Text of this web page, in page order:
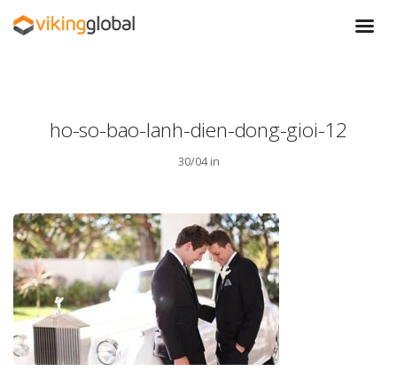
ho-so-bao-lanh-dien-dong-gioi-12
30/04 in